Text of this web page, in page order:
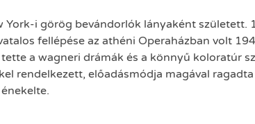
York-i görög bevándorlók lányaként
fellépése az athéni Operaházban volt
a wagneri drámák és a könnyű koloratúr
rendelkezett, előadásmódja magával